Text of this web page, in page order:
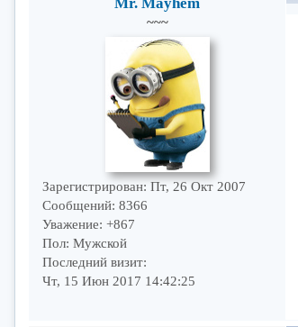
~~~
Зарегистрирован: Пт, 26 Окт 2007
Сообщений: 8366
Уважение: +867
Пол: Мужской
Последний визит:
Чт, 15 Июн 2017 14:42:25